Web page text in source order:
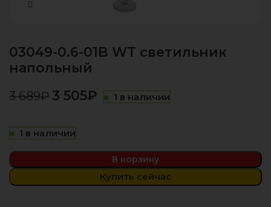
03049-0.6-01B WT светильник
напольный
3 689₽ 3 505₽ 1 в наличии
1 в наличии
В корзину
Купить сейчас